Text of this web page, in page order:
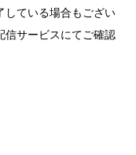
している場合もござい
信サービスにてご確認